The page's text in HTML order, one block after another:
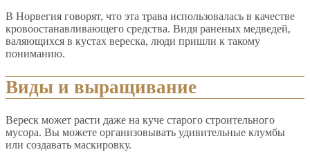
В Норвегия говорят, что эта трава использовалась в качестве
кровоостанавливающего средства. Видя раненых медведей,
валяющихся в кустах вереска, люди пришли к такому
пониманию.
Виды и выращивание
Вереск может расти даже на куче старого строительного
мусора. Вы можете организовывать удивительные клумбы
или создавать маскировку.